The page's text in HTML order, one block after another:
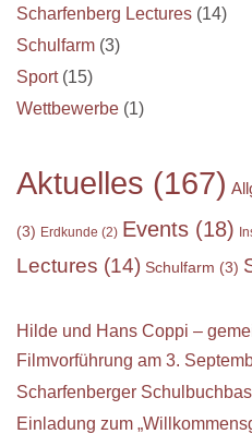
Scharfenberg Lectures (14)
Schulfarm (3)
Sport(15)
Wettbewerbe (1)
Aktuelles (167)
(3) Erdkunde (2) Events (18)
Lectures (14) Schulfarm (3)
Hilde und Hans Coppi –
Filmvorführung am 3.
Scharfenberger
Einladung zum